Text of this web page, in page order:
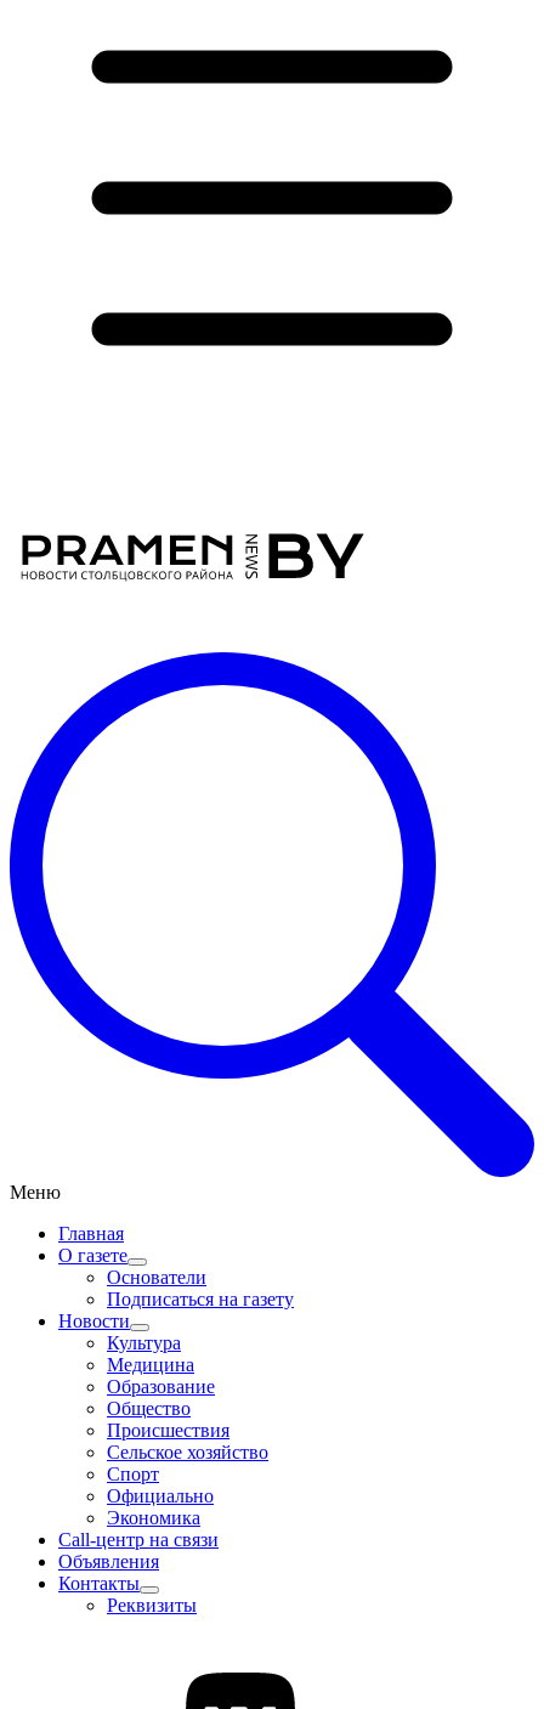
Меню
Главная
О газете
Основатели
Подписаться на газету
Новости
Культура
Медицина
Образование
Общество
Происшествия
Сельское хозяйство
Спорт
Официально
Экономика
Call-центр на связи
Объявления
Контакты
Реквизиты